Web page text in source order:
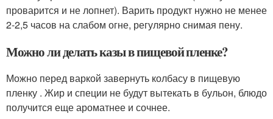
проварится и не лопнет). Варить продукт нужно не менее
2-2,5 часов на слабом огне, регулярно снимая пену.
Можно ли делать казы в пищевой пленке?
Можно перед варкой завернуть колбасу в пищевую
пленку . Жир и специи не будут вытекать в бульон, блюдо
получится еще ароматнее и сочнее.